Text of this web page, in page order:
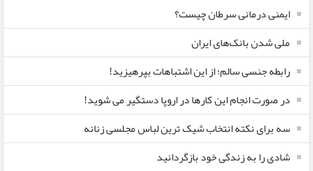
ایمنی درمانی سرطان چیست؟
ملی شدن بانک‌های ایران
رابطه جنسی سالم؛ از این اشتباهات بپرهیزید!
در صورت انجام این کارها در اروپا دستگیر می شوید!
سه برای نکته انتخاب شیک ترین لباس مجلسی زنانه
شادی را به زندگی خود بازگردانید